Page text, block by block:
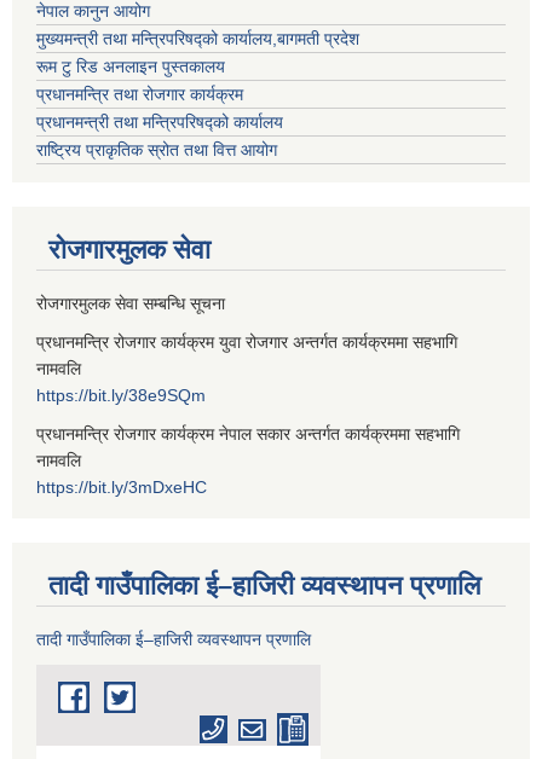
नेपाल कानुन आयोग
मुख्यमन्त्री तथा मन्त्रिपरिषद्को कार्यालय,बागमती प्रदेश
रूम टु रिड अनलाइन पुस्तकालय
प्रधानमन्त्रि तथा रोजगार कार्यक्रम
प्रधानमन्त्री तथा मन्त्रिपरिषद्को कार्यालय
राष्ट्रिय प्राकृतिक स्रोत तथा वित्त आयोग
रोजगारमुलक सेवा
रोजगारमुलक सेवा सम्बन्धि सूचना
प्रधानमन्त्रि रोजगार कार्यक्रम युवा रोजगार अन्तर्गत कार्यक्रममा सहभागि
नामवलि
https://bit.ly/38e9SQm
प्रधानमन्त्रि रोजगार कार्यक्रम नेपाल सकार अन्तर्गत कार्यक्रममा सहभागि
नामवलि
https://bit.ly/3mDxeHC
तादी गाउँपालिका ई–हाजिरी व्यवस्थापन प्रणालि
तादी गाउँपालिका ई–हाजिरी व्यवस्थापन प्रणालि